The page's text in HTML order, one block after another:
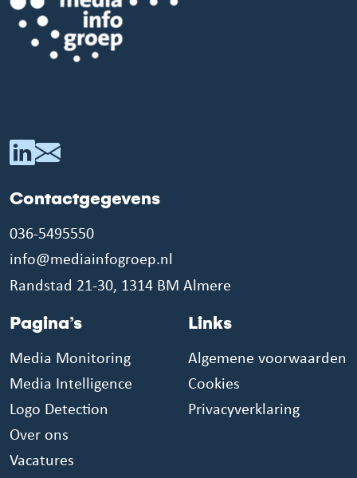
Contactgegevens
036-5495550
info@mediainfogroep.nl
Randstad 21-30, 1314 BM Almere
Pagina’s
Media Monitoring
Media Intelligence
Logo Detection
Over ons
Vacatures
Links
Algemene voorwaarden
Cookies
Privacyverklaring